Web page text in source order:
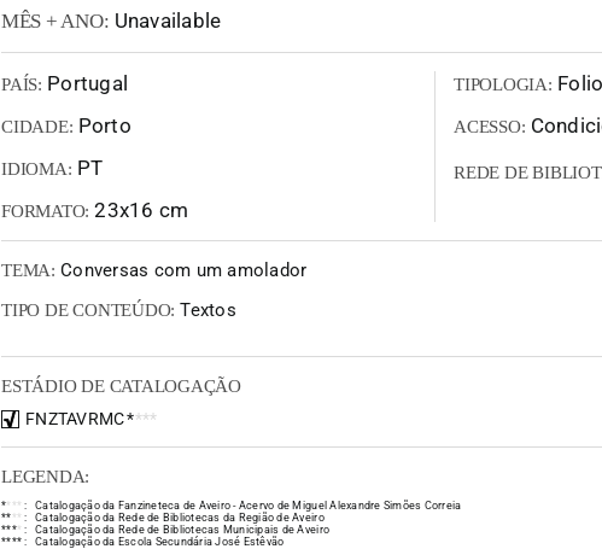
MÊS + ANO: Unavailable
PAÍS: Portugal
CIDADE: Porto
IDIOMA: PT
FORMATO: 23x16 cm
TIPOLOGIA: Folio
ACESSO:
REDE DE
TEMA: Conversas com um amolador
TIPO DE CONTEÚDO: Textos
ESTÁDIO DE CATALOGAÇÃO
FNZTAVRMC****
LEGENDA:
** * * :
Catalogação da Fanzineteca de Aveiro - Acervo de Miguel Alexandre Simões Correia
** * * :
Catalogação da Rede de Bibliotecas da Região de Aveiro
**** :
Catalogação da Rede de Bibliotecas Municipais de Aveiro
**** : Catalogação da Escola Secundária José Estêvão